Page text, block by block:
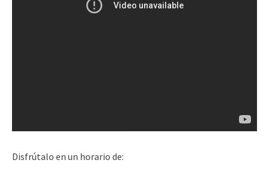
Disfrútalo en un horario de: